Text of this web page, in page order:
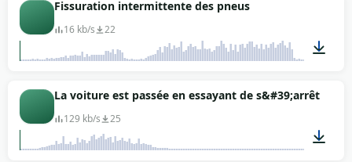
Fissuration intermittente des pneus
16 kb/s 22
00:03
La voiture est passée en essayant de s&#39;arrêter
129 kb/s 25